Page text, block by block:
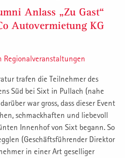
Anlass „Zu Gast“
Autovermietung KG
Regionalveranstaltungen
trafen die Teilnehmer des
Süd bei Sixt in Pullach (nahe
war gross, dass dieser Event
schmackhaften und liebevoll
Innenhof von Sixt begann. So
(Geschäftsführender Direktor
in einer Art geselliger